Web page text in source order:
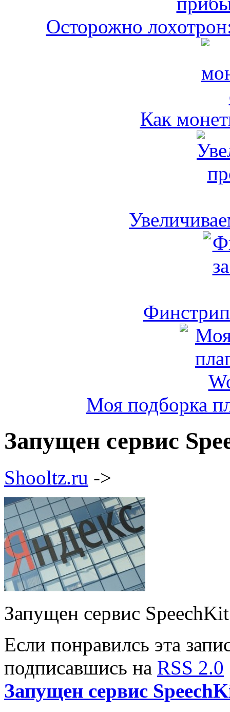
Осторожно
Как
Моя подборка
Запущен сервис
Shooltz.ru ->
Запущен сервис
Если понравилсь эта
подписавшись на RSS 2.0
Запущен сервис